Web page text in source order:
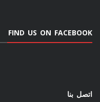
FIND US ON FACEBOOK
اتصل بنا